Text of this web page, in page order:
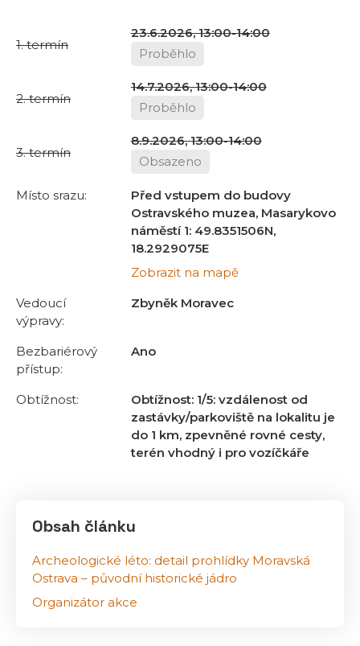
1. termín
23.6.2026, 13:00-14:00
Proběhlo
2. termín
14.7.2026, 13:00-14:00
Proběhlo
3. termín
8.9.2026, 13:00-14:00
Obsazeno
Místo srazu:
Před vstupem do budovy
Ostravského muzea, Masarykovo
náměstí 1: 49.8351506N,
18.2929075E
Zobrazit na mapě
Vedoucí
výpravy:
Zbyněk Moravec
Bezbariérový
přístup:
Ano
Obtížnost:
Obtížnost: 1/5: vzdálenost od
zastávky/parkoviště na lokalitu je
do 1 km, zpevněné rovné cesty,
terén vhodný i pro vozíčkáře
Obsah článku
Archeologické léto: detail prohlídky Moravská
Ostrava – původní historické jádro
Organizátor akce